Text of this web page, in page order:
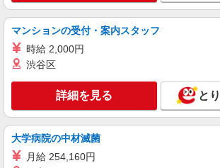
キープ 詳
正社員
株式会社アスカ 東京支店（jb637809）
小規模保育園の保育士
月給 245,000円 〜
験・能力により考慮 賞与あ
万円まで■シエル小規模保育園 加
マンションの受付・案内スタッフ
時給 2,000円
渋谷区
詳細を見る と
大学病院の中材滅菌
月給 254,160円